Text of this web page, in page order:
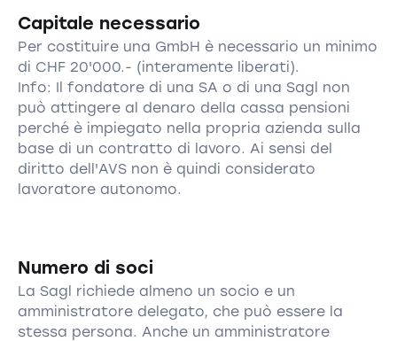
Capitale necessario
Per costituire una GmbH è necessario un minimo
di CHF 20'000.- (interamente liberati).
Info: Il fondatore di una SA o di una Sagl non
può attingere al denaro della cassa pensioni
perché è impiegato nella propria azienda sulla
base di un contratto di lavoro. Ai sensi del
diritto dell'AVS non è quindi considerato
lavoratore autonomo.
Numero di soci
La Sagl richiede almeno un socio e un
amministratore delegato, che può essere la
stessa persona. Anche un amministratore